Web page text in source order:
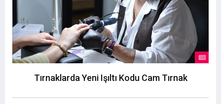
Tırnaklarda Yeni Işıltı Kodu Cam Tırnak